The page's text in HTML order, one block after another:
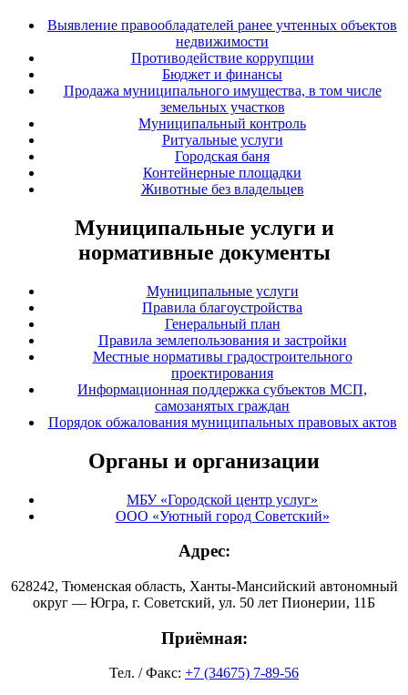
Выявление правообладателей ранее учтенных объектов
недвижимости
Противодействие коррупции
Бюджет и финансы
Продажа муниципального имущества, в том числе
земельных участков
Муниципальный контроль
Ритуальные услуги
Городская баня
Контейнерные площадки
Животные без владельцев
Муниципальные услуги и
нормативные документы
Муниципальные услуги
Правила благоустройства
Генеральный план
Правила землепользования и застройки
Местные нормативы градостроительного
проектирования
Информационная поддержка субъектов МСП,
самозанятых граждан
Порядок обжалования муниципальных правовых актов
Органы и организации
МБУ «Городской центр услуг»
ООО «Уютный город Советский»
Адрес:
628242, Тюменская область, Ханты-Мансийский автономный
округ — Югра, г. Советский, ул. 50 лет Пионерии, 11Б
Приёмная:
Тел. / Факс: +7 (34675) 7-89-56